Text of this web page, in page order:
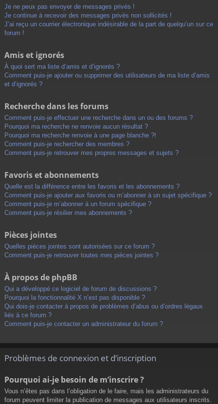
Je ne peux pas envoyer de messages privés !
Je continue à recevoir des messages privés non sollicités !
J’ai reçu un courrier électronique indésirable de la part de quelqu’un sur ce
forum !
Amis et ignorés
À quoi sert ma liste d’amis et d’ignorés ?
Comment puis-je ajouter ou supprimer des utilisateurs de ma liste d’amis
et d’ignorés ?
Recherche dans les forums
Comment puis-je effectuer une recherche dans un ou des forums ?
Pourquoi ma recherche ne renvoie aucun résultat ?
Pourquoi ma recherche renvoie à une page blanche ?!
Comment puis-je rechercher des membres ?
Comment puis-je retrouver mes propres messages et sujets ?
Favoris et abonnements
Quelle est la différence entre les favoris et les abonnements ?
Comment puis-je ajouter aux favoris ou m’abonner à un sujet spécifique ?
Comment puis-je m’abonner à un forum spécifique ?
Comment puis-je résilier mes abonnements ?
Pièces jointes
Quelles pièces jointes sont autorisées sur ce forum ?
Comment puis-je retrouver toutes mes pièces jointes ?
À propos de phpBB
Qui a développé ce logiciel de forum de discussions ?
Pourquoi la fonctionnalité X n’est pas disponible ?
Qui dois-je contacter à propos de problèmes d’abus ou d’ordres légaux
liés à ce forum ?
Comment puis-je contacter un administrateur du forum ?
Problèmes de connexion et d’inscription
Pourquoi ai-je besoin de m’inscrire ?
Vous n’êtes pas dans l’obligation de le faire, mais les administrateurs du
forum peuvent limiter la publication de messages aux utilisateurs inscrits.